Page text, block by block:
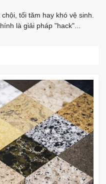
tối tăm hay khó vệ sinh.
là giải pháp "hack"...